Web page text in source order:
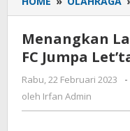
Menangkan
FC Jumpa
Rabu, 22 Februari 2023 -
oleh Irfan Admin